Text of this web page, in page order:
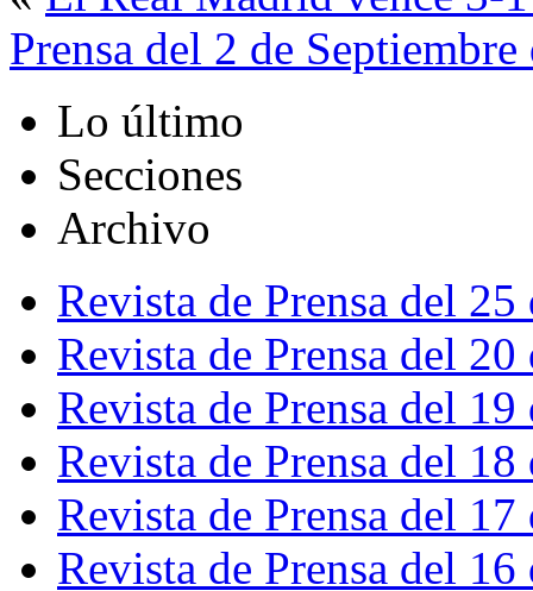
Prensa del 2 de
Lo último
Secciones
Archivo
Revista de Prensa del
Revista de Prensa del
Revista de Prensa del
Revista de Prensa del
Revista de Prensa del
Revista de Prensa del